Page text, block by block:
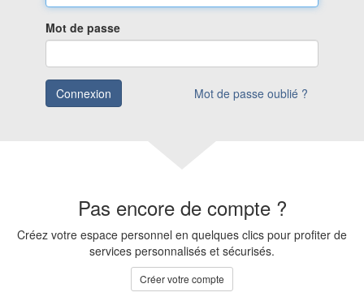
Mot de passe
Mot de passe oublié ?
Connexion
Pas encore de compte ?
Créez votre espace personnel en quelques clics pour profiter de
services personnalisés et sécurisés.
Créer votre compte